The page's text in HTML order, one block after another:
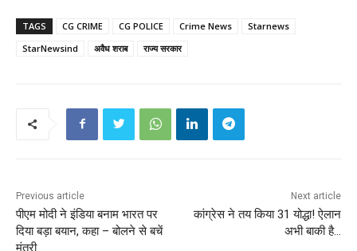
TAGS CG CRIME CG POLICE Crime News
Starnews
StarNewsind
अवैध शराब राज्य सरकार
Previous article
पीएम मोदी ने इंडिया बनाम भारत पर
दिया बड़ा बयान, कहा – बोलने से बचें
मंत्री
Next article
कांग्रेस ने तय किया 31 योद्धा! ऐलान
अभी बाकी है…